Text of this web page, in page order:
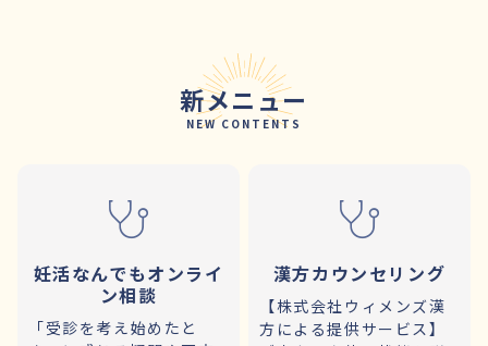
新メニュー
NEW CONTENTS
妊活なんでもオンライ
ン相談
「受診を考え始めたと
漢方カウンセリング
【株式会社ウィメンズ漢
方による提供サービス】